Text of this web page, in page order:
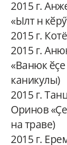
2015 г.
«Ылт н
2015 г.
2015 г.
«Ванюк
каникулы)
2015 г.
Оринов
на траве)
2015 г.